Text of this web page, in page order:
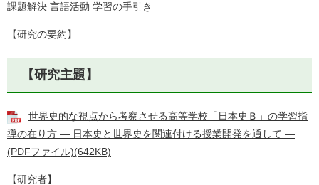
課題解決 言語活動 学習の手引き
【研究の要約】
【研究主題】
世界史的な視点から考察させる高等学校「日本史Ｂ」の学習指
導の在り方 ― 日本史と世界史を関連付ける授業開発を通して ―
(PDFファイル)(642KB)
【研究者】